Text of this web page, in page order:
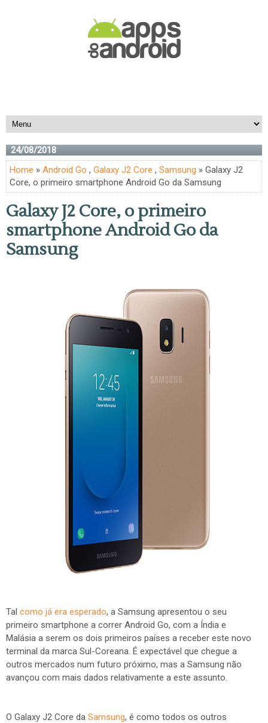
24/08/2018
Home » Android Go , Galaxy J2 Core , Samsung » Galaxy J2
Core, o primeiro smartphone Android Go da Samsung
Galaxy J2 Core, o primeiro
smartphone Android Go da
Samsung
Tal como já era esperado, a Samsung apresentou o seu
primeiro smartphone a correr Android Go, com a Índia e
Malásia a serem os dois primeiros países a receber este novo
terminal da marca Sul-Coreana. É expectável que chegue a
outros mercados num futuro próximo, mas a Samsung não
avançou com mais dados relativamente a este assunto.
O Galaxy J2 Core da Samsung, é como todos os outros